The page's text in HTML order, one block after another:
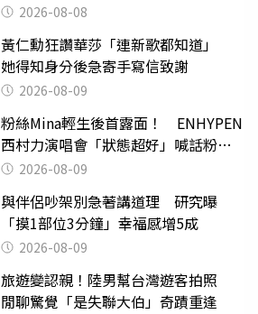
2026-08-08
黃仁勳狂讚華莎「連新歌都知道」
她得知身分後急寄手寫信致謝
2026-08-09
粉絲Mina輕生後首露面！ ENHYPEN
西村力演唱會「狀態超好」喊話粉
絲：我們心意相通
2026-08-09
與伴侶吵架別急著講道理 研究曝
「摸1部位3分鐘」幸福感增5成
2026-08-09
旅遊變認親！陸男幫台灣遊客拍照
閒聊驚覺「是失聯大伯」奇蹟重逢